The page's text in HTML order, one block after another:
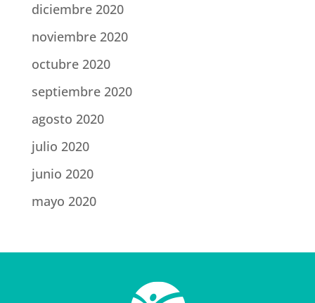
diciembre 2020
noviembre 2020
octubre 2020
septiembre 2020
agosto 2020
julio 2020
junio 2020
mayo 2020